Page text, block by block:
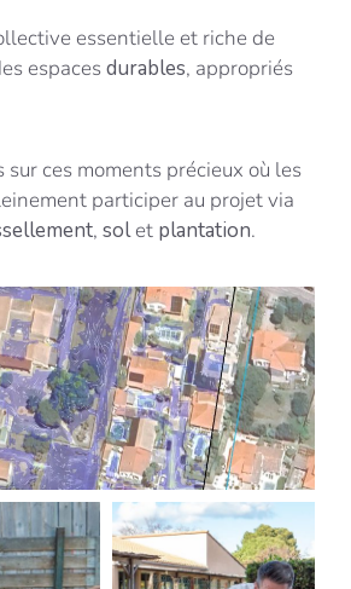
essentielle et riche de
espacesdurables, appropriés
sur ces moments précieux où les
participer au projet via
, solet plantation.